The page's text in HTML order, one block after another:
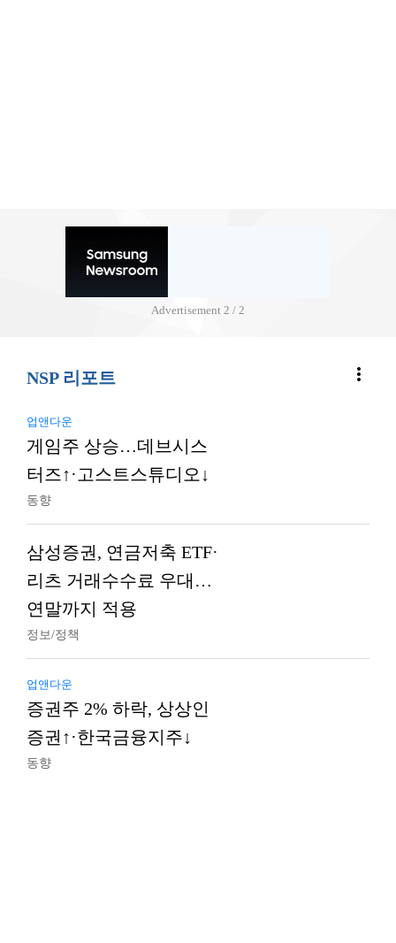
Advertisement 2 / 2
NSP 리포트 more_vert
업앤다운
게임주 상승…데브시스
터즈↑·고스트스튜디오↓
동향
삼성증권, 연금저축 ETF·
리츠 거래수수료 우대…
연말까지 적용
정보/정책
업앤다운
증권주 2% 하락, 상상인
증권↑·한국금융지주↓
동향